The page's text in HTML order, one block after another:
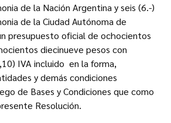
de la Nación Argentina y seis (6.-)
de la Ciudad Autónoma de
presupuesto oficial de ochocientos
diecinueve pesos con
IVA incluido en la forma,
y demás condiciones
de Bases y Condiciones que como
Resolución.